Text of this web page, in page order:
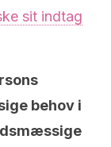
sit indtag
behov i